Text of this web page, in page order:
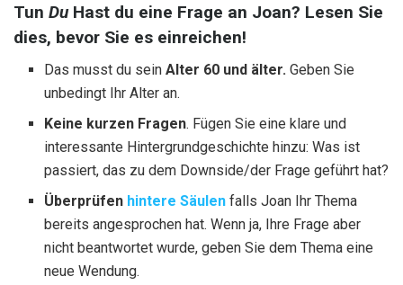
Tun DuHast du eine Frage an Joan? Lesen Sie
dies, bevor Sie es einreichen!
Das musst du seinAlter 60 und älter. Geben Sie
unbedingt Ihr Alter an.
Keine kurzen Fragen. Fügen Sie eine klare und
interessante Hintergrundgeschichte hinzu: Was ist
passiert, das zu dem Downside/der Frage geführt hat?
Überprüfen hintere Säulen falls Joan Ihr Thema
bereits angesprochen hat. Wenn ja, Ihre Frage aber
nicht beantwortet wurde, geben Sie dem Thema eine
neue Wendung.